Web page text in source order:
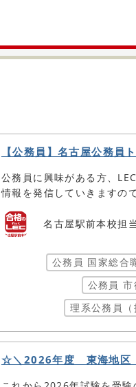
【公務員】名古屋公務員
公務員に興味がある方、
情報を発信していきますの
名古屋駅前本校担
公務員 国家総合
公務員 市
理系公務員（
☆＼2026年度 東海地区